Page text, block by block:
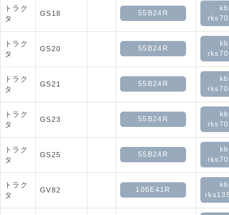
トラク
タ
GS18 55B24R
トラク
タ
GS20 55B24R
トラク
タ
GS21 55B24R
トラク
タ
GS23 55B24R
トラク
タ
GS25 55B24R
トラク
タ
GV82 105E41R